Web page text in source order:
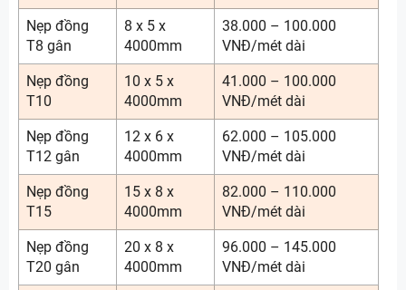
Nẹp đồng
T8 gân
8 x 5 x
4000mm
38.000 – 100.000
VNĐ/mét dài
Nẹp đồng
T10
10 x 5 x
4000mm
41.000 – 100.000
VNĐ/mét dài
Nẹp đồng
T12 gân
12 x 6 x
4000mm
62.000 – 105.000
VNĐ/mét dài
Nẹp đồng
T15
15 x 8 x
4000mm
82.000 – 110.000
VNĐ/mét dài
Nẹp đồng
T20 gân
20 x 8 x
4000mm
96.000 – 145.000
VNĐ/mét dài